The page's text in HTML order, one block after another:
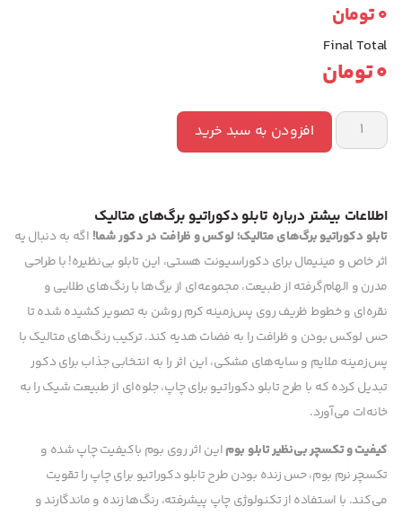
0تومان
Final Total
0تومان
افزودن به سبد خرید
اطلاعات بیشتر درباره تابلو دکوراتیو برگ‌های متالیک
تابلو دکوراتیو برگ‌های متالیک؛ لوکس و ظرافت در دکور شما! اگه به دنبال یه
اثر خاص و مینیمال برای دکوراسیونت هستی، این تابلو بی‌نظیره! با طراحی
مدرن و الهام‌گرفته از طبیعت، مجموعه‌ای از برگ‌ها با رنگ‌های طلایی و
نقره‌ای و خطوط ظریف روی پس‌زمینه کرم روشن به تصویر کشیده شده تا
حس لوکس بودن و ظرافت را به فضات هدیه کند. ترکیب رنگ‌های متالیک با
پس‌زمینه ملایم و سایه‌های مشکی، این اثر را به انتخابی جذاب برای دکور
تبدیل کرده که با طرح تابلو دکوراتیو برای چاپ، جلوه‌ای از طبیعت شیک را به
خانه‌ات می‌آورد.
کیفیت و تکسچر بی‌نظیر تابلو بوماین اثر روی بوم باکیفیت چاپ شده و
تکسچر نرم بوم، حس زنده بودن طرح تابلو دکوراتیو برای چاپ را تقویت
می‌کند. با استفاده از تکنولوژی چاپ پیشرفته، رنگ‌ها زنده و ماندگارند و